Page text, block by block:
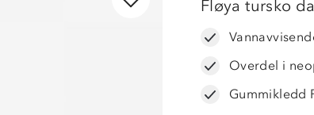
Fløya tursko
Overdel i
Gummikledd